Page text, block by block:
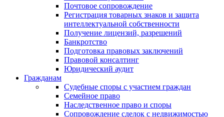
Почтовое сопровождение
Регистрация товарных знаков и защита
интеллектуальной собственности
Получение лицензий, разрешений
Банкротство
Подготовка правовых заключений
Правовой консалтинг
Юридический аудит
Гражданам
Судебные споры с участием граждан
Семейное право
Наследственное право и споры
Сопровождение сделок с недвижимостью